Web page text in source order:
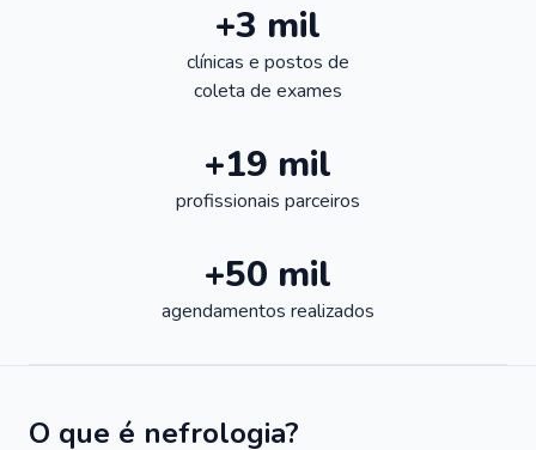
+3 mil
clínicas e postos de
coleta de exames
+19 mil
profissionais parceiros
+50 mil
agendamentos realizados
O que é nefrologia?